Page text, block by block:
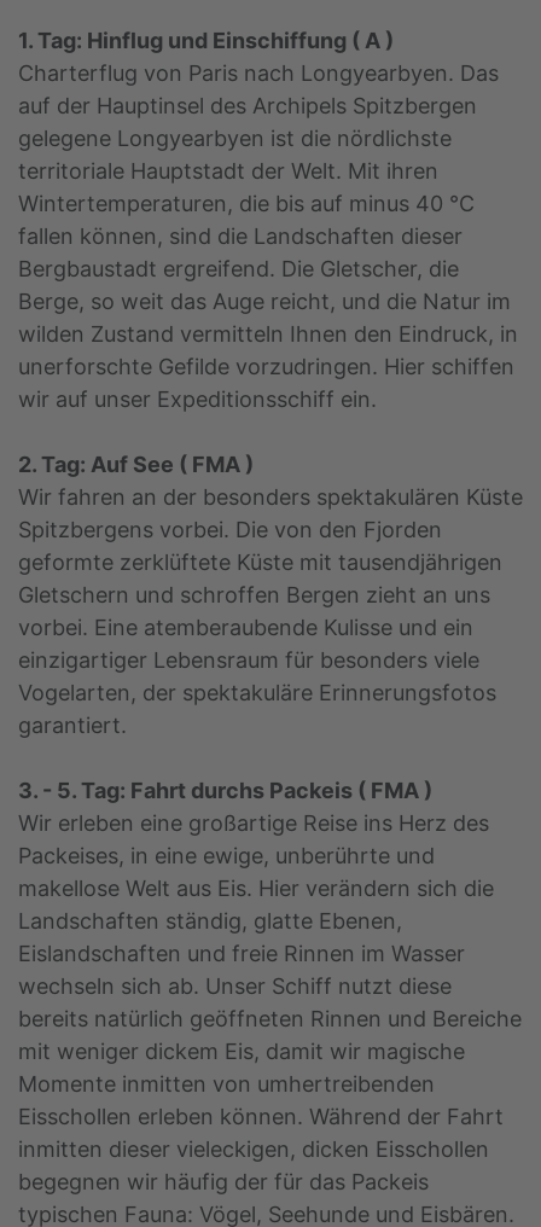
1. Tag: Hinflug und Einschiffung ( A )
Charterflug von Paris nach Longyearbyen. Das
auf der Hauptinsel des Archipels Spitzbergen
gelegene Longyearbyen ist die nördlichste
territoriale Hauptstadt der Welt. Mit ihren
Wintertemperaturen, die bis auf minus 40 °C
fallen können, sind die Landschaften dieser
Bergbaustadt ergreifend. Die Gletscher, die
Berge, so weit das Auge reicht, und die Natur im
wilden Zustand vermitteln Ihnen den Eindruck, in
unerforschte Gefilde vorzudringen. Hier schiffen
wir auf unser Expeditionsschiff ein.
2. Tag: Auf See ( FMA )
Wir fahren an der besonders spektakulären Küste
Spitzbergens vorbei. Die von den Fjorden
geformte zerklüftete Küste mit tausendjährigen
Gletschern und schroffen Bergen zieht an uns
vorbei. Eine atemberaubende Kulisse und ein
einzigartiger Lebensraum für besonders viele
Vogelarten, der spektakuläre Erinnerungsfotos
garantiert.
3. - 5. Tag: Fahrt durchs Packeis ( FMA )
Wir erleben eine großartige Reise ins Herz des
Packeises, in eine ewige, unberührte und
makellose Welt aus Eis. Hier verändern sich die
Landschaften ständig, glatte Ebenen,
Eislandschaften und freie Rinnen im Wasser
wechseln sich ab. Unser Schiff nutzt diese
bereits natürlich geöffneten Rinnen und Bereiche
mit weniger dickem Eis, damit wir magische
Momente inmitten von umhertreibenden
Eisschollen erleben können. Während der Fahrt
inmitten dieser vieleckigen, dicken Eisschollen
begegnen wir häufig der für das Packeis
typischen Fauna: Vögel, Seehunde und Eisbären.